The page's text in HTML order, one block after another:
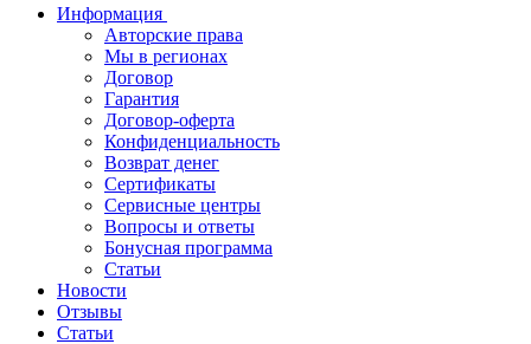
Информация
Авторские права
Мы в регионах
Договор
Гарантия
Договор-оферта
Конфиденциальность
Возврат денег
Сертификаты
Сервисные центры
Вопросы и ответы
Бонусная программа
Статьи
Новости
Отзывы
Статьи